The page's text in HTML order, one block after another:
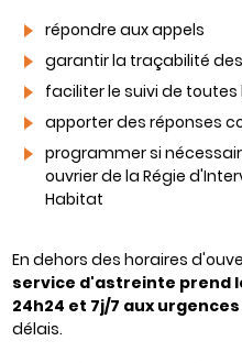
répondre aux appels
garantir la traçabilité
faciliter le suivi de
apporter des réponses
programmer si
ouvrier de la Régie
Habitat
En dehors des horaires
service d'astreinte prend
24h24 et 7j/7 aux urgences
délais.